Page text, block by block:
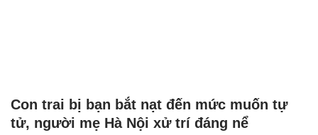
Con trai bị bạn bắt nạt đến mức muốn tự
tử, người mẹ Hà Nội xử trí đáng nể